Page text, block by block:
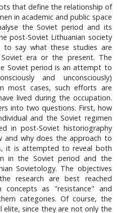
that define the relationship of
in academic and public space
the Soviet period and its
post-Soviet Lithuanian society
say what these studies are
era or the present. The
Soviet period is an attempt to
and unconsciously)
most cases, such efforts are
lived during the occupation.
into two questions. First, how
and the Soviet regimen
in post-Soviet historiography
and why does the approach to
it is attempted to reveal both
in the Soviet period and the
Sovietology. The objectives
research are best reached
as "resistance" and
categories. Of course, the
since they are not only the